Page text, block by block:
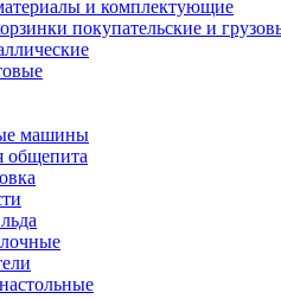
и комплектующие
покупательские и
машины
общепита